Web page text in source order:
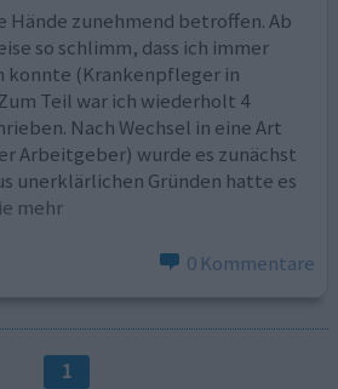
Hände zunehmend betroffen. Ab
so schlimm, dass ich immer
konnte (Krankenpfleger in
Teil war ich wiederholt 4
Nach Wechsel in eine Art
Arbeitgeber) wurde es zunächst
unerklärlichen Gründen hatte es
mehr
0 Kommentare
1